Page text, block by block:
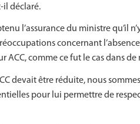
il déclaré.
l’assurance du ministre qu’il
concernant
ACC, comme ce fut le cas dans
devait être réduite, nous
pour lui permettre de